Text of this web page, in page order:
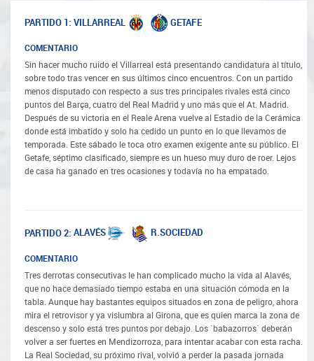
PARTIDO 1: VILLARREAL GETAFE
COMENTARIO
Sin hacer mucho ruido el Villarreal está presentando candidatura al título,
sobre todo tras vencer en sus últimos cinco encuentros. Con un partido
menos disputado con respecto a sus tres principales rivales está cinco
puntos del Barça, cuatro del Real Madrid y uno más que el At. Madrid.
Después de su victoria en el Reale Arena vuelve al Estadio de la Cerámica
donde está imbatido y solo ha cedido un punto en lo que llevamos de
temporada. Este sábado le toca otro examen exigente ante su público. El
Getafe, séptimo clasificado, siempre es un hueso muy duro de roer. Lejos
de casa ha ganado en tres ocasiones y todavía no ha empatado.
PARTIDO 2: ALAVÉS R.SOCIEDAD
COMENTARIO
Tres derrotas consecutivas le han complicado mucho la vida al Alavés,
que no hace demasiado tiempo estaba en una situación cómoda en la
tabla. Aunque hay bastantes equipos situados en zona de peligro, ahora
mira el retrovisor y ya vislumbra al Girona, que es quien marca la zona de
descenso y solo está tres puntos por debajo. Los ´babazorros´ deberán
volver a ser fuertes en Mendizorroza, para intentar acabar con esta racha.
La Real Sociedad, su próximo rival, volvió a perder la pasada jornada